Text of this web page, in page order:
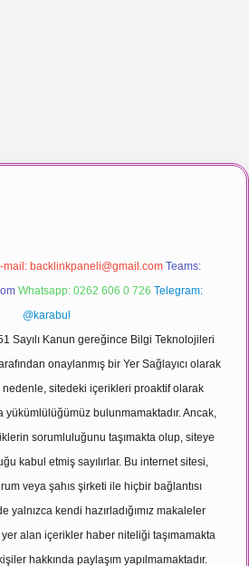
mail: backlinkpaneli@gmail.com Teams:
Whatsapp: 0262 606 0 726 Telegram:
@karabul
Sayılı Kanun gereğince Bilgi Teknolojileri
onaylanmış bir Yer Sağlayıcı olarak
nedenle, sitedeki içerikleri proaktif olarak
yükümlülüğümüz bulunmamaktadır. Ancak,
sorumluluğunu taşımakta olup, siteye
kabul etmiş sayılırlar. Bu internet sitesi,
veya şahıs şirketi ile hiçbir bağlantısı
yalnızca kendi hazırladığımız makaleler
yer alan içerikler haber niteliği taşımamakta
hakkında paylaşım yapılmamaktadır.